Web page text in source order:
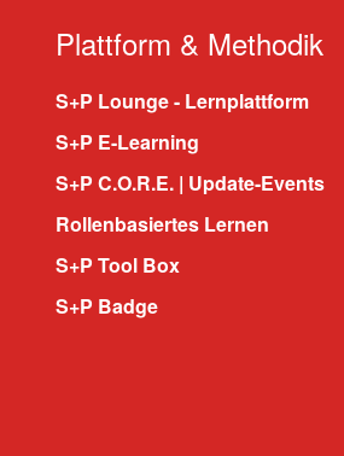
Plattform & Methodik
S+P Lounge - Lernplattform
S+P E-Learning
S+P C.O.R.E. | Update-Events
Rollenbasiertes Lernen
S+P Tool Box
S+P Badge